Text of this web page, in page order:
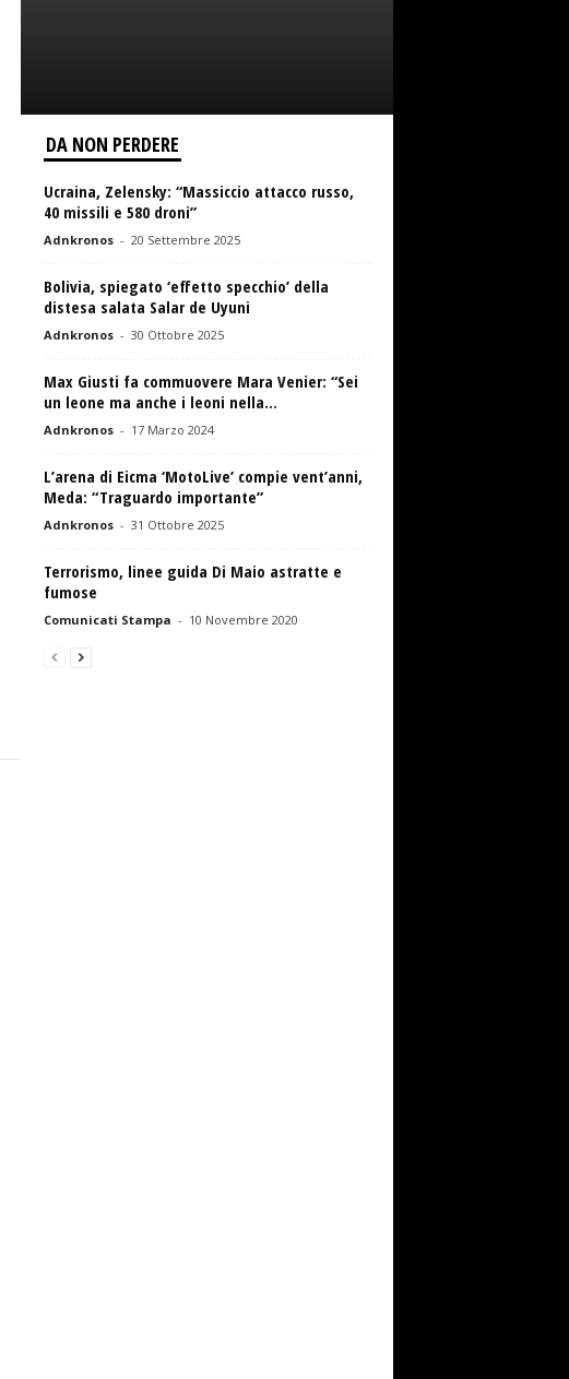
DA NON PERDERE
Ucraina, Zelensky: “Massiccio attacco russo,
40 missili e 580 droni”
Adnkronos - 20 Settembre 2025
Bolivia, spiegato ‘effetto specchio’ della
distesa salata Salar de Uyuni
Adnkronos - 30 Ottobre 2025
Max Giusti fa commuovere Mara Venier: “Sei
un leone ma anche i leoni nella...
Adnkronos - 17 Marzo 2024
L’arena di Eicma ‘MotoLive’ compie vent’anni,
Meda: “Traguardo importante”
Adnkronos - 31 Ottobre 2025
Terrorismo, linee guida Di Maio astratte e
fumose
Comunicati Stampa - 10 Novembre 2020